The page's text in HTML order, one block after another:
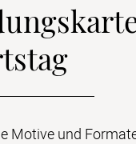
per Post zusenden.
Motive und